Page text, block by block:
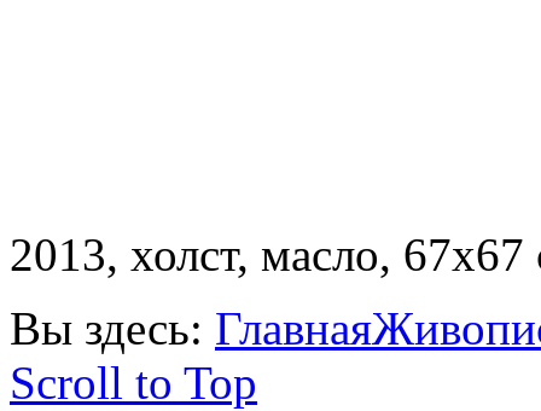
2013, холст, масло, 67х67
Вы здесь: Главная
Scroll to Top